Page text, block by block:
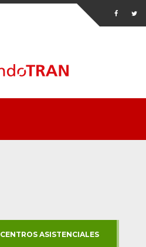
CENTROS ASISTENCIALES